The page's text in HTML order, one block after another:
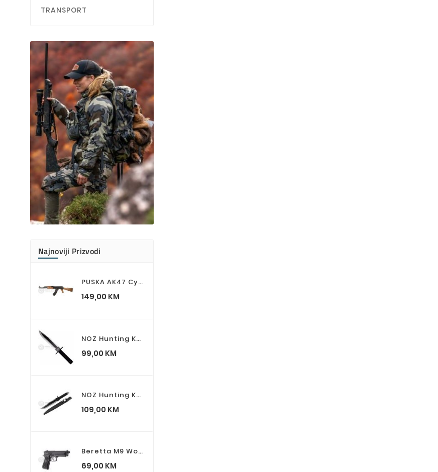
TRANSPORT
Najnoviji Prizvodi
PUSKA AK47 CyberGun Airsoft Gun AK 47 Kalashnikov
149,00 KMCijena
NOZ Hunting Knife Survival RAMBO I First Blood Part I
99,00 KMCijena
NOZ Hunting Knife Survival RAMBO II First Blood Part II
109,00 KMCijena
Beretta M9 World Defender UMAREX Airsoft Spring Pistolj
69,00 KMCijena